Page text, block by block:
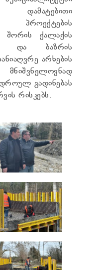
პროექტების
შორის ქალაქის
და ბაზრის
არხების
გადინებას
რისკებს.